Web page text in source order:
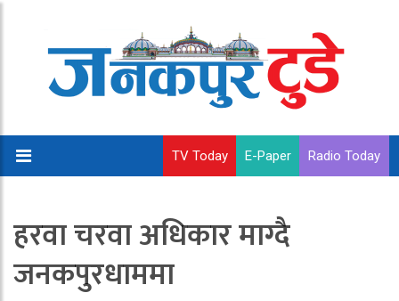
TV Today E-Paper Radio Today
हरवा चरवा अधिकार माग्दै
जनकपुरधाममा